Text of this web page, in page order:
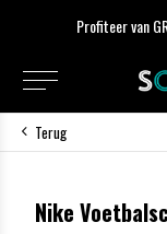
Profiteer van
Terug
Nike